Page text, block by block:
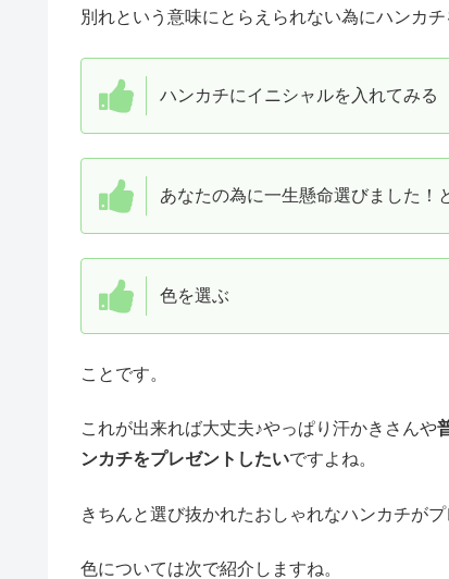
別れという意味にとらえられない為にハンカ
ハンカチにイニシャルを入れてみる
あなたの為に一生懸命選びました！
色を選ぶ
ことです。
これが出来れば大丈夫♪やっぱり汗かきさんや
ンカチをプレゼントしたいですよね。
きちんと選び抜かれたおしゃれなハンカチが
色については次で紹介しますね。